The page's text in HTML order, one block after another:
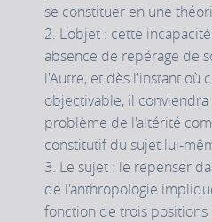
se constituer en une
2. L'objet : cette
absence de repérage de
l'Autre, et dès l'instant où
objectivable, il
problème de l'altérité
constitutif du sujet lui-
3. Le sujet : le repenser
de l'anthropologie
fonction de trois positions